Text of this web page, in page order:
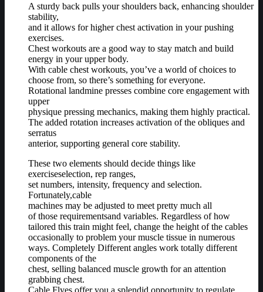
A sturdy back pulls your shoulders back, enhancing shoulder
stability,
and it allows for higher chest activation in your pushing
exercises.
Chest workouts are a good way to stay match and build
energy in your upper body.
With cable chest workouts, you’ve a world of choices to
choose from, so there’s something for everyone.
Rotational landmine presses combine core engagement with
upper
physique pressing mechanics, making them highly practical.
The added rotation increases activation of the obliques and
serratus
anterior, supporting general core stability.
These two elements should decide things like
exerciseselection, rep ranges,
set numbers, intensity, frequency and selection.
Fortunately,cable
machines may be adjusted to meet pretty much all
of those requirementsand variables. Regardless of how
tailored this train might feel, change the height of the cables
occasionally to problem your muscle tissue in numerous
ways. Completely Different angles work totally different
components of the
chest, selling balanced muscle growth for an attention
grabbing chest.
Cable Flyes offer you a splendid opportunity to regulate